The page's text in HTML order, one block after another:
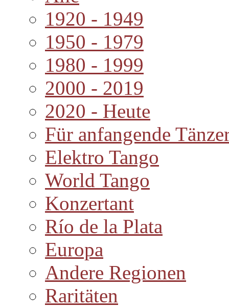
1920 - 1949
1950 - 1979
1980 - 1999
2000 - 2019
2020 - Heute
Für anfangende
Elektro Tango
World Tango
Konzertant
Río de la Plata
Europa
Andere Regionen
Raritäten